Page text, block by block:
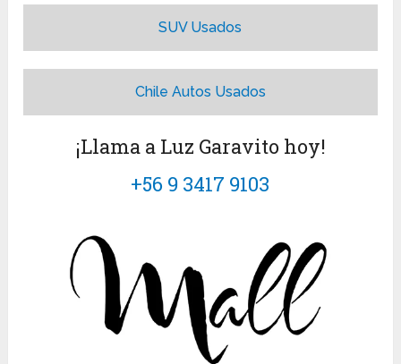
SUV Usados
Chile Autos Usados
¡Llama a Luz Garavito hoy!
+56 9 3417 9103